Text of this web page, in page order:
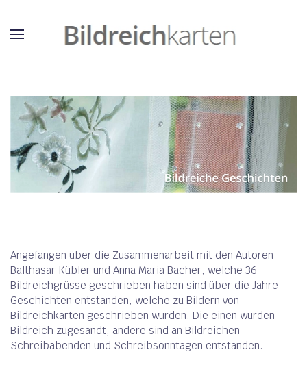
Angefangen über die Zusammenarbeit mit den Autoren
Balthasar Kübler und Anna Maria Bacher, welche 36
Bildreichgrüsse geschrieben haben sind über die Jahre
Geschichten entstanden, welche zu Bildern von
Bildreichkarten geschrieben wurden. Die einen wurden
Bildreich zugesandt, andere sind an Bildreichen
Schreibabenden und Schreibsonntagen entstanden.